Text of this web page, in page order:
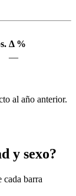
Δ %
—
al año anterior.
y sexo?
cada barra